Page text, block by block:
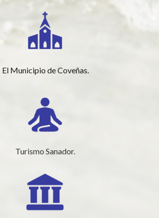
El Municipio de Coveñas.
Turismo Sanador.